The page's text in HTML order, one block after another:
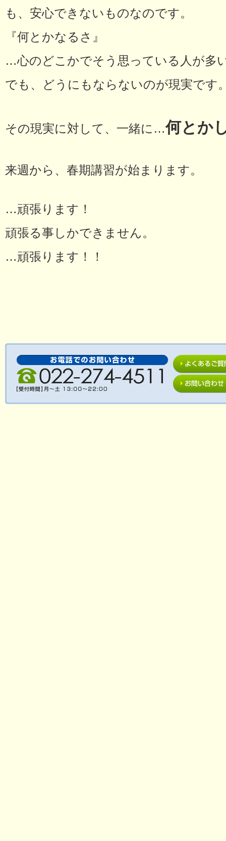
も、安心できないものなのです。
『何とかなるさ』
…心のどこかでそう思っている人が多
でも、どうにもならないのが現実です
その現実に対して、一緒に…何とか
来週から、春期講習が始まります。
…頑張ります！
頑張る事しかできません。
…頑張ります！！